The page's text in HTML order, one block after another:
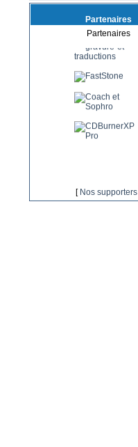
Partenaires
Partenaires
[ Nos supporters